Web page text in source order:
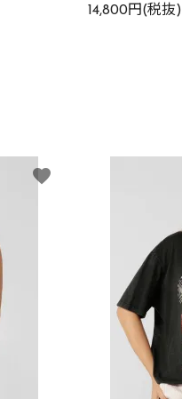
14,800円(税抜)
favorite